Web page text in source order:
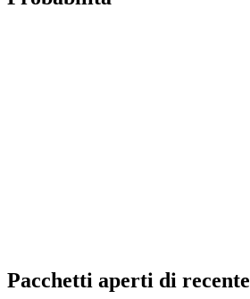
Pacchetti aperti di recente